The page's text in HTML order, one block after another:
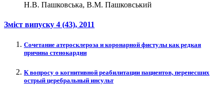
Н.В. Пашковська, В.М. Пашковський
Зміст випуску 4 (43), 2011
Сочетание атеросклероза и коронарной фистулы как редкая
причина стенокардии
К вопросу о когнитивной реабилитации пациентов, перенесших
острый церебральный инсульт